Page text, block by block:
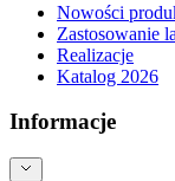
Nowości
Zastosowanie
Realizacje
Katalog 2026
Informacje